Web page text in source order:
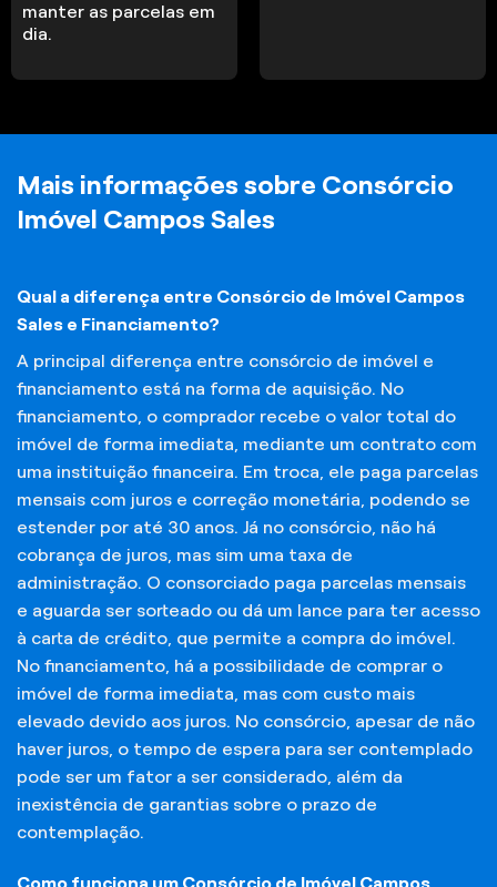
manter as parcelas em
dia.
Mais informações sobre Consórcio
Imóvel Campos Sales
Qual a diferença entre Consórcio de Imóvel Campos
Sales e Financiamento?
A principal diferença entre consórcio de imóvel e
financiamento está na forma de aquisição. No
financiamento, o comprador recebe o valor total do
imóvel de forma imediata, mediante um contrato com
uma instituição financeira. Em troca, ele paga parcelas
mensais com juros e correção monetária, podendo se
estender por até 30 anos. Já no consórcio, não há
cobrança de juros, mas sim uma taxa de
administração. O consorciado paga parcelas mensais
e aguarda ser sorteado ou dá um lance para ter acesso
à carta de crédito, que permite a compra do imóvel.
No financiamento, há a possibilidade de comprar o
imóvel de forma imediata, mas com custo mais
elevado devido aos juros. No consórcio, apesar de não
haver juros, o tempo de espera para ser contemplado
pode ser um fator a ser considerado, além da
inexistência de garantias sobre o prazo de
contemplação.